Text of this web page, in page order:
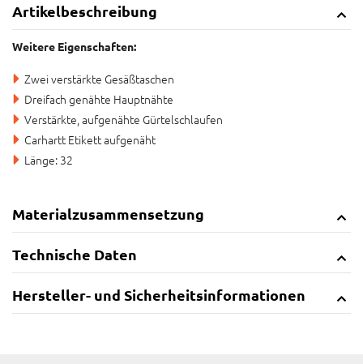
Artikelbeschreibung
Weitere Eigenschaften:
Zwei verstärkte Gesäßtaschen
Dreifach genähte Hauptnähte
Verstärkte, aufgenähte Gürtelschlaufen
Carhartt Etikett aufgenäht
Länge: 32
Materialzusammensetzung
Technische Daten
Hersteller- und Sicherheitsinformationen